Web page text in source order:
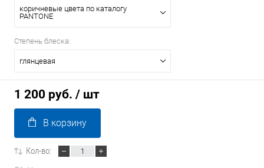
коричневые цвета по каталогу
PANTONE
Степень блеска:
глянцевая
1 200 руб. / шт
В корзину
Кол-во: